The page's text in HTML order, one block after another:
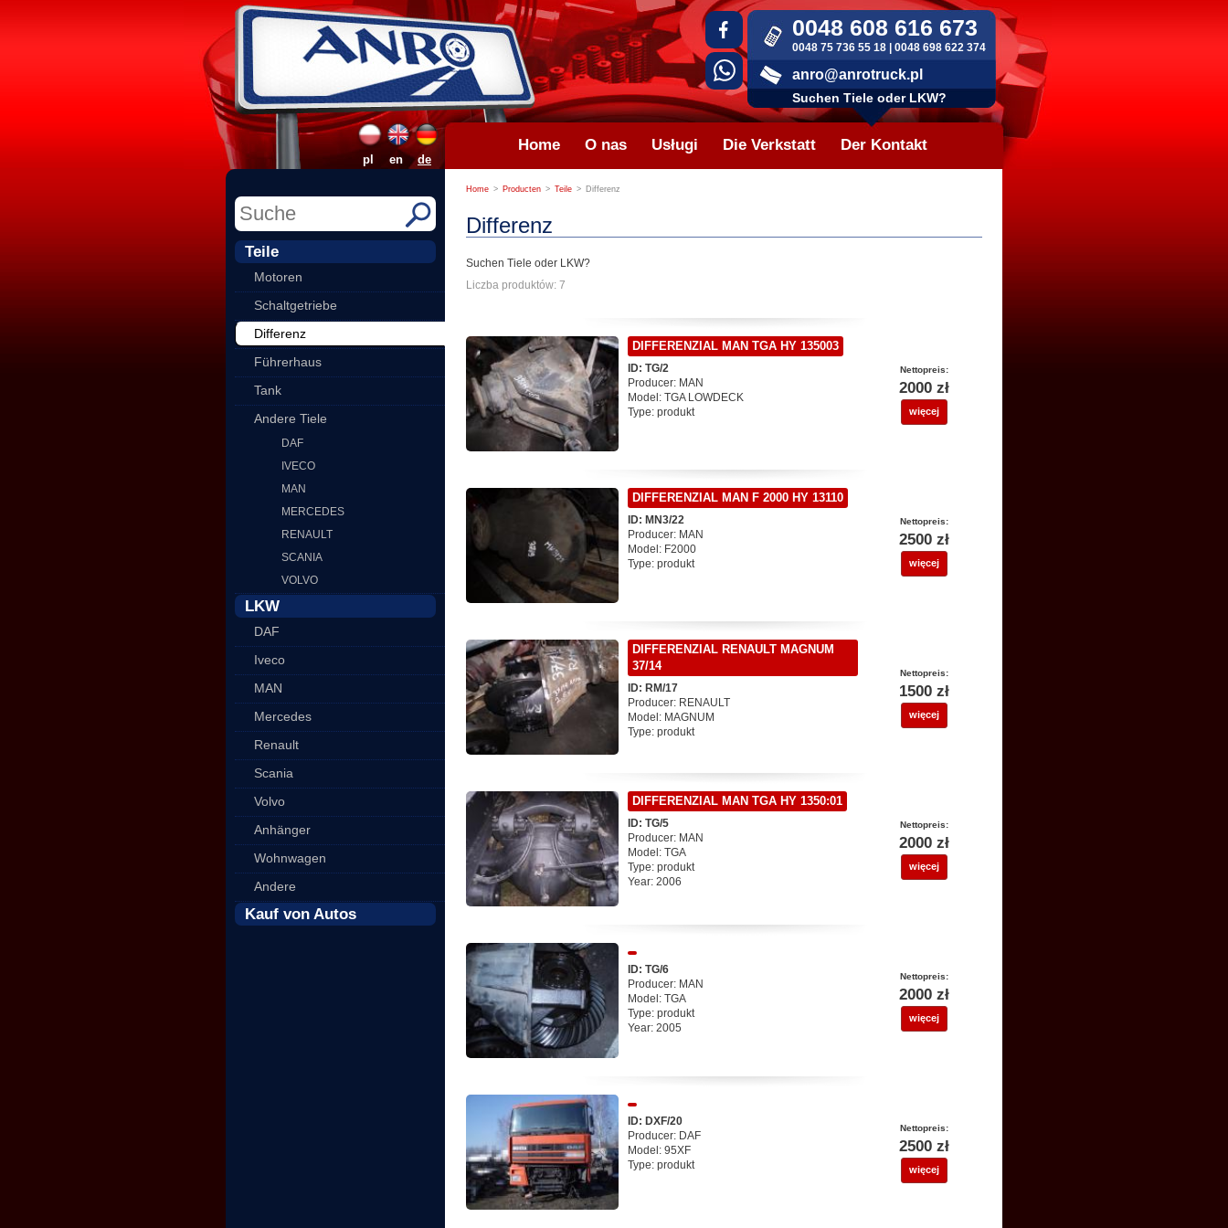
Home O nas Usługi Die Verkstatt Der Kontakt
pl en de
0048 608 616 673
0048 75 736 55 18 | 0048 698 622 374
anro@anrotruck.pl
Suchen Tiele oder LKW?
Teile
Motoren
Schaltgetriebe
Differenz
Führerhaus
Tank
Andere Tiele
DAF
IVECO
MAN
MERCEDES
RENAULT
SCANIA
VOLVO
LKW
DAF
Iveco
MAN
Mercedes
Renault
Scania
Volvo
Anhänger
Wohnwagen
Andere
Kauf von Autos
Home > Producten > Teile > Differenz
Differenz
Suchen Tiele oder LKW?
Liczba produktów: 7
DIFFERENZIAL MAN TGA HY 135003
ID: TG/2
Producer: MAN
Model: TGA LOWDECK
Type: produkt
Nettopreis:
2000 zł
więcej
DIFFERENZIAL MAN F 2000 HY 13110
ID: MN3/22
Producer: MAN
Model: F2000
Type: produkt
Nettopreis:
2500 zł
więcej
DIFFERENZIAL RENAULT MAGNUM
37/14
ID: RM/17
Producer: RENAULT
Model: MAGNUM
Type: produkt
Nettopreis:
1500 zł
więcej
DIFFERENZIAL MAN TGA HY 1350:01
ID: TG/5
Producer: MAN
Model: TGA
Type: produkt
Year: 2006
Nettopreis:
2000 zł
więcej
ID: TG/6
Producer: MAN
Model: TGA
Type: produkt
Year: 2005
Nettopreis:
2000 zł
więcej
ID: DXF/20
Producer: DAF
Model: 95XF
Type: produkt
Nettopreis:
2500 zł
więcej